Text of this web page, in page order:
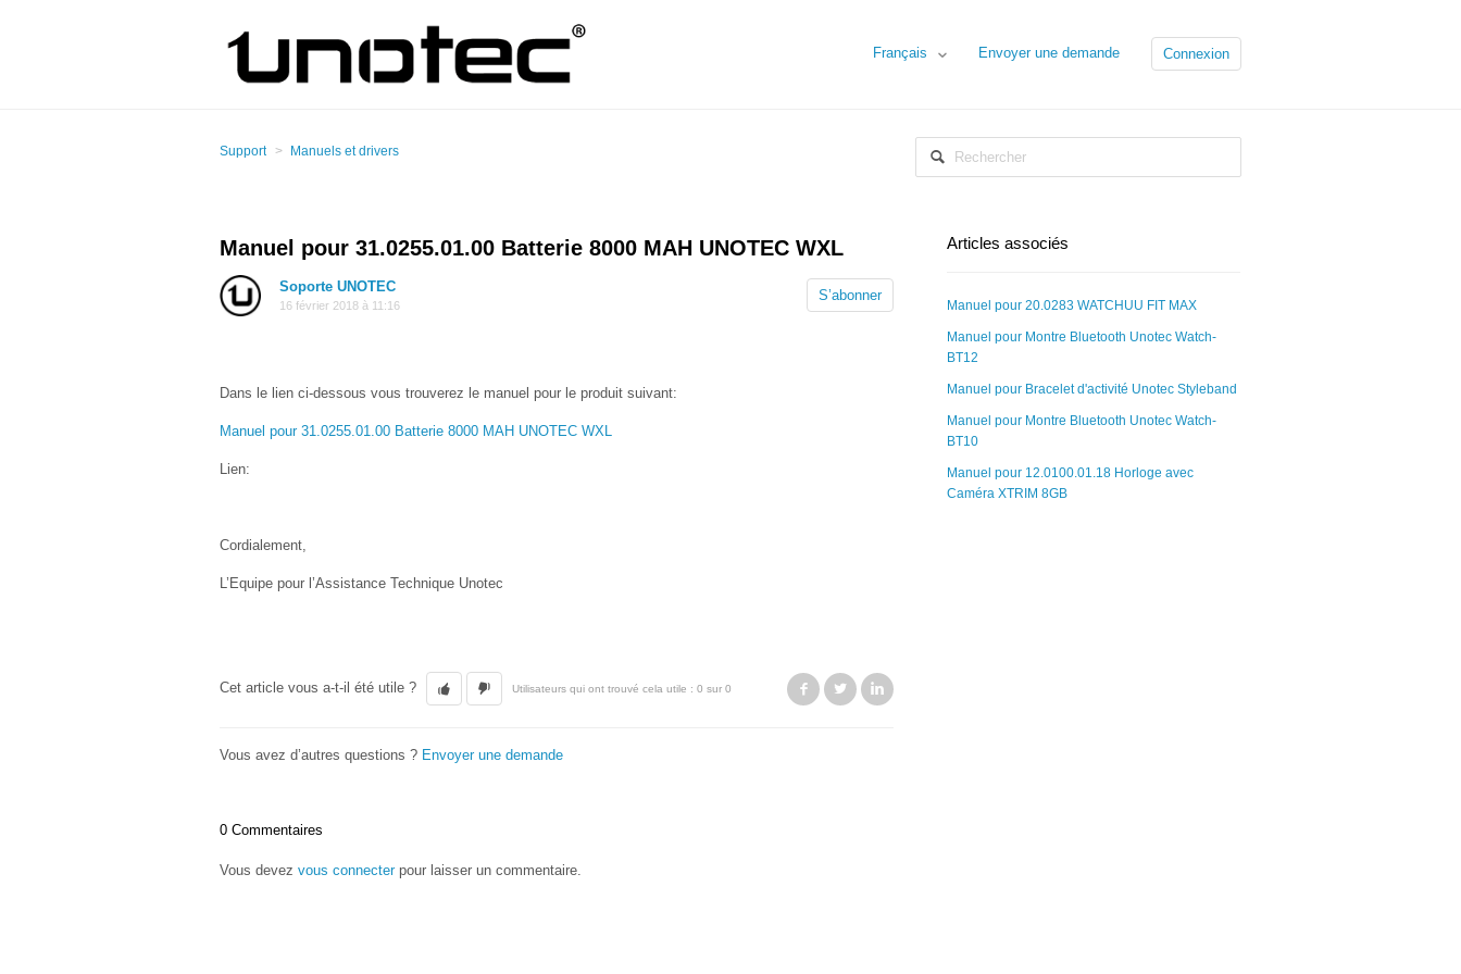
Français Envoyer une demande Connexion
Support Manuels et drivers
Manuel pour 31.0255.01.00 Batterie 8000 MAH UNOTEC WXL
Soporte UNOTEC
16 février 2018 à 11:16
S’abonner
Dans le lien ci-dessous vous trouverez le manuel pour le produit suivant:
Manuel pour 31.0255.01.00 Batterie 8000 MAH UNOTEC WXL
Lien:
Cordialement,
L’Equipe pour l’Assistance Technique Unotec
Cet article vous a-t-il été utile ? Utilisateurs qui ont trouvé cela utile : 0 sur 0 Facebook
Twitter
Vous avez d’autres questions ? Envoyer une demande
0 Commentaires
Vous devez vous connecterpour laisser un commentaire.
Articles associés
Manuel pour 20.0283 WATCHUU FIT MAX
Manuel pour Montre Bluetooth Unotec Watch-
BT12
Manuel pour Bracelet d'activité Unotec Styleband
Manuel pour Montre Bluetooth Unotec Watch-
BT10
Manuel pour 12.0100.01.18 Horloge avec
Caméra XTRIM 8GB